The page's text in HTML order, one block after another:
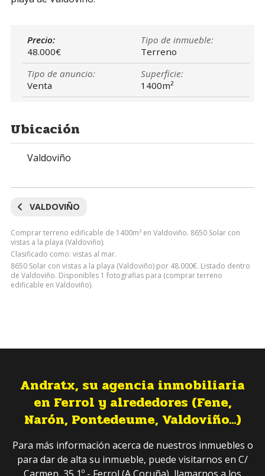
Precio:
48.000€
Tipo de inmueble:
Terreno
Tipo de anuncio:
Venta
Superficie:
1400m²
Ubicación
Valdoviño
VALDOVIÑO
Comprar terreno edificable de 1400m² en Valdoviño. 8650 Solar con
vistas a la playa (Valdoviño).
Clasificado como: vistas al mar.
8650 Solar con vistas a la playa (Valdoviño) por 48.000€. Listado dentro
de Valdoviño. Disponibles 1 fotografias para (comprar terreno
edificable en Valdoviño).
Andratx, su agencia inmobiliaria
en Ferrol y alrededores (Fene,
Narón, Pontedeume, Valdoviño...)
Para más información acerca de nuestros inmuebles o
para dar de alta su inmueble, puede visitarnos en C/